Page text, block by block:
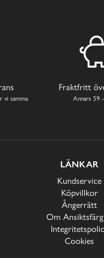
vi samma
Fraktfritt
Annars 59
LÄNKAR
Kundservice
Köpvillkor
Ångerrätt
Om
Cookies